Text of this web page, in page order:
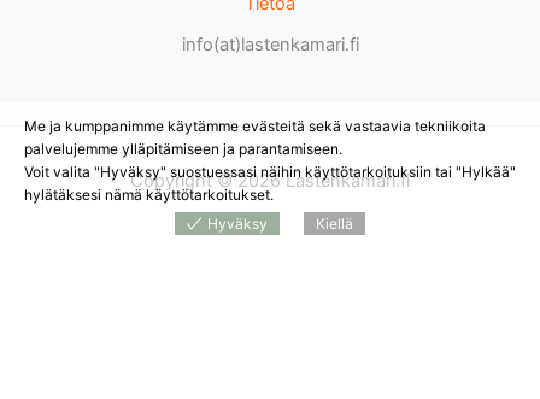
info(at)lastenkamari.fi
Copyright © 2026 Lastenkamari.fi
Me ja kumppanimme käytämme evästeitä sekä vastaavia tekniikoita
palvelujemme ylläpitämiseen ja parantamiseen.
Voit valita "Hyväksy" suostuessasi näihin käyttötarkoituksiin tai "Hylkää"
hylätäksesi nämä käyttötarkoitukset.
Hyväksy
Kiellä